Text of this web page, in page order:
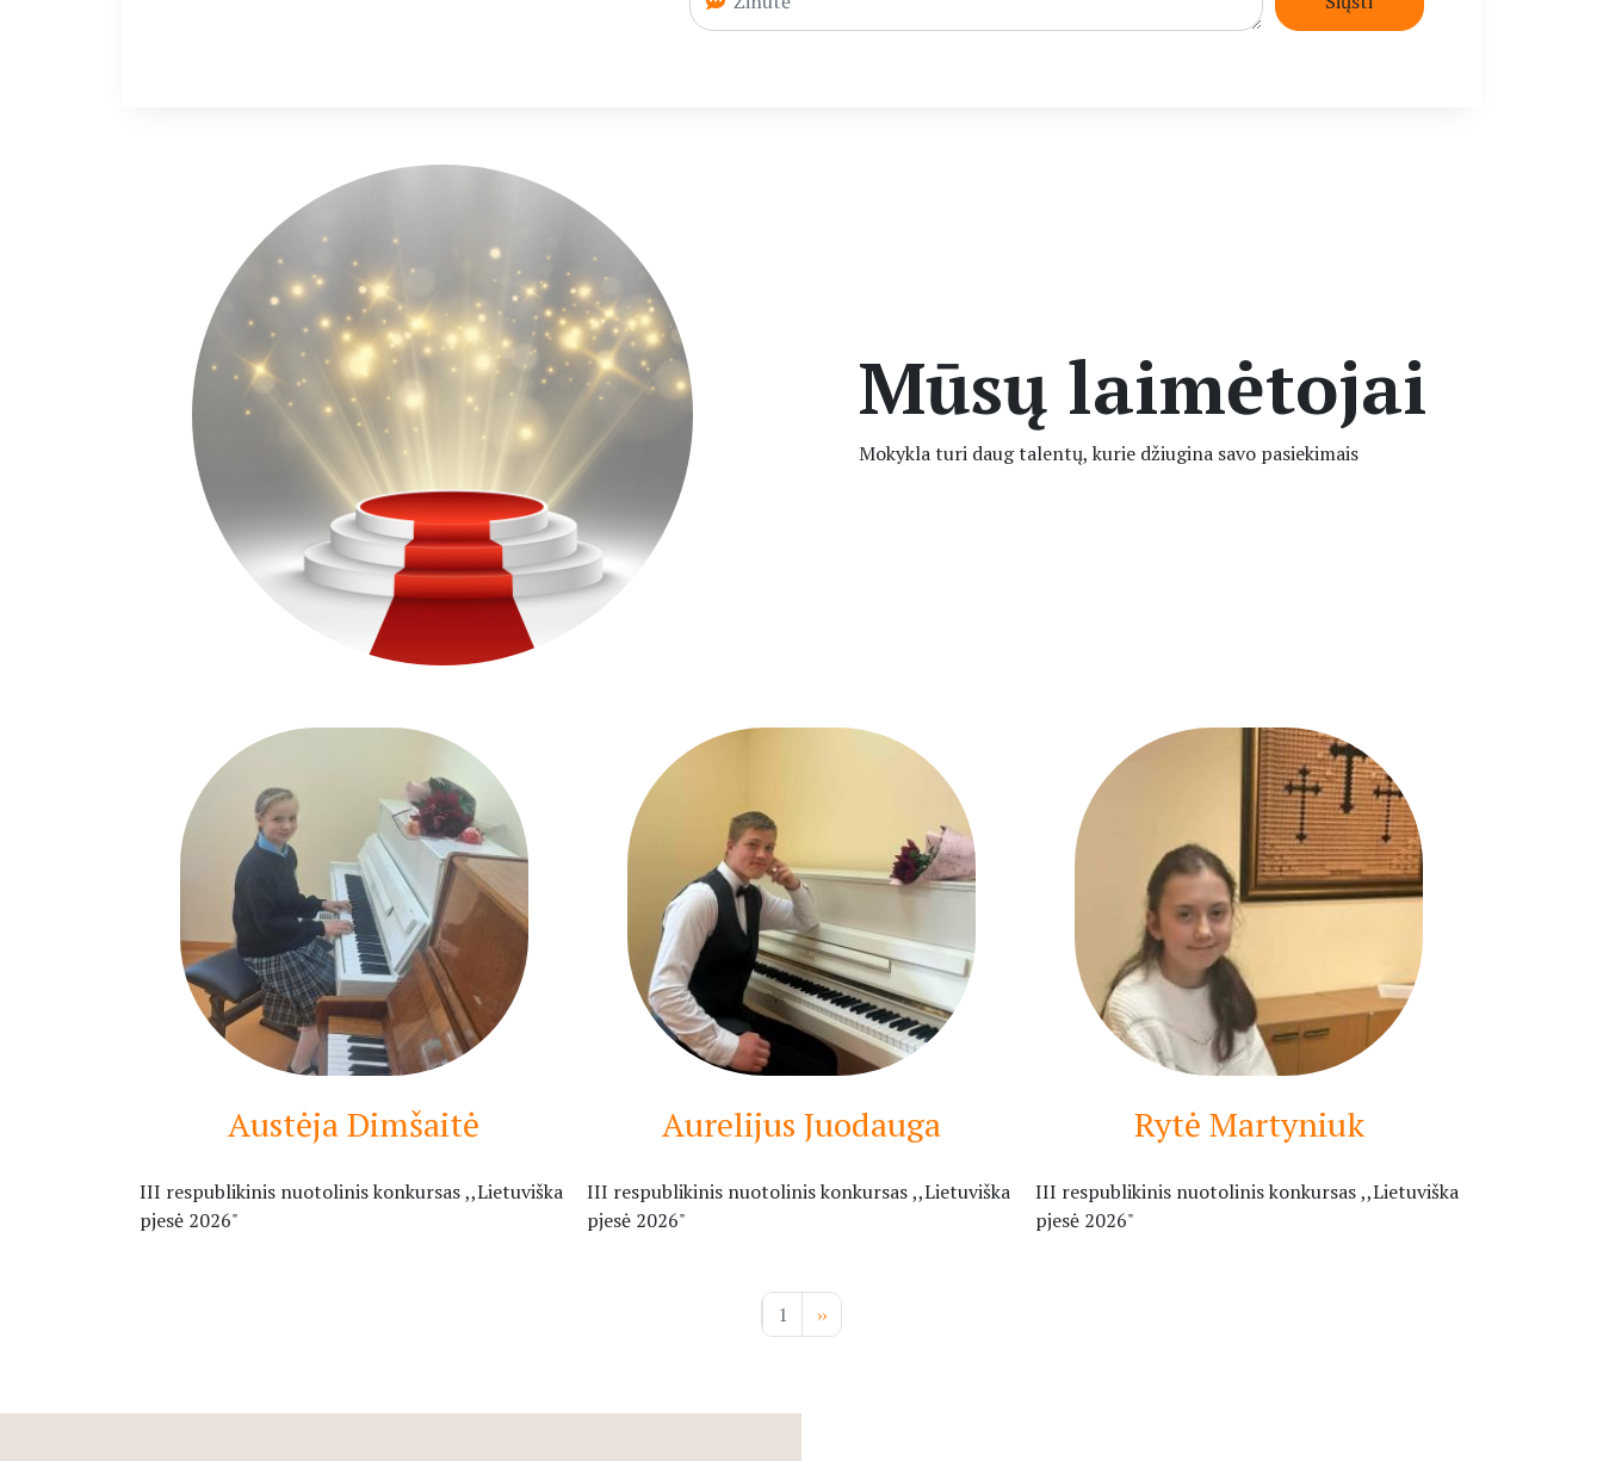
Mūsų laimėtojai
Mokykla turi daug talentų, kurie džiugina savo pasiekimais
Austėja Dimšaitė
III respublikinis nuotolinis konkursas ,,Lietuviška
pjesė 2026"
Aurelijus Juodauga
III respublikinis nuotolinis konkursas ,,Lietuviška
pjesė 2026"
Rytė Martyniuk
III respublikinis nuotolinis konkursas ,,Lietuviška
pjesė 2026"
Pagination
1
Next
page
››